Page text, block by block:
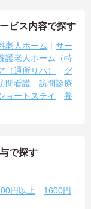
ビス内容で探す
老人ホーム
サー
護老人ホーム（特
（通所リハ）
グ
問看護
訪問診療
ョートステイ
養
で探す
円以上
1600円